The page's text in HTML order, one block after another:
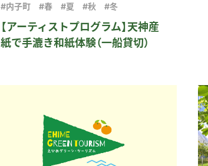
【アーティストプログラム】天神産
紙で手漉き和紙体験（一船貸切）
#内子町 #春 #夏 #秋 #冬